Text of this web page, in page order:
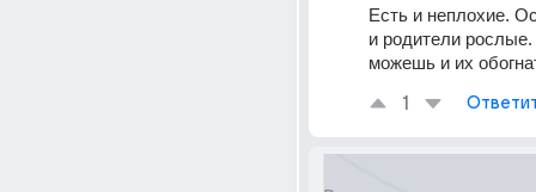
Есть и неплохие.
и родители
можешь и их
1